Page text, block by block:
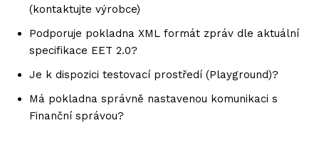
(kontaktujte výrobce)
Podporuje pokladna XML formát zpráv dle aktuální
specifikace EET 2.0?
Je k dispozici testovací prostředí (Playground)?
Má pokladna správně nastavenou komunikaci s
Finanční správou?